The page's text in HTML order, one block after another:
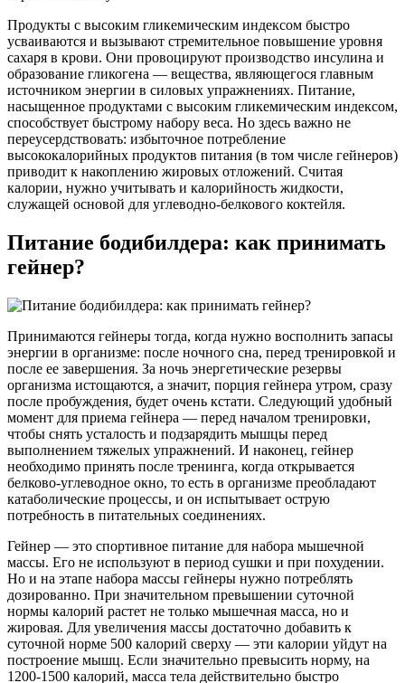
Продукты с высоким гликемическим индексом быстро
усваиваются и вызывают стремительное повышение уровня
сахаря в крови. Они провоцируют производство инсулина и
образование гликогена — вещества, являющегося главным
источником энергии в силовых упражнениях. Питание,
насыщенное продуктами с высоким гликемическим индексом,
способствует быстрому набору веса. Но здесь важно не
переусердствовать: избыточное потребление
высококалорийных продуктов питания (в том числе гейнеров)
приводит к накоплению жировых отложений. Считая
калории, нужно учитывать и калорийность жидкости,
служащей основой для углеводно-белкового коктейля.
Питание бодибилдера: как принимать
гейнер?
Принимаются гейнеры тогда, когда нужно восполнить запасы
энергии в организме: после ночного сна, перед тренировкой и
после ее завершения. За ночь энергетические резервы
организма истощаются, а значит, порция гейнера утром, сразу
после пробуждения, будет очень кстати. Следующий удобный
момент для приема гейнера — перед началом тренировки,
чтобы снять усталость и подзарядить мышцы перед
выполнением тяжелых упражнений. И наконец, гейнер
необходимо принять после тренинга, когда открывается
белково-углеводное окно, то есть в организме преобладают
катаболические процессы, и он испытывает острую
потребность в питательных соединениях.
Гейнер — это спортивное питание для набора мышечной
массы. Его не используют в период сушки и при похудении.
Но и на этапе набора массы гейнеры нужно потреблять
дозированно. При значительном превышении суточной
нормы калорий растет не только мышечная масса, но и
жировая. Для увеличения массы достаточно добавить к
суточной норме 500 калорий сверху — эти калории уйдут на
построение мышц. Если значительно превысить норму, на
1200-1500 калорий, масса тела действительно быстро